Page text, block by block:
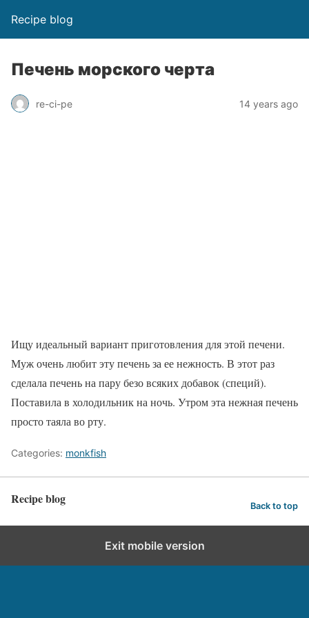
Recipe blog
Печень морского черта
re-ci-pe 14 years ago
Ищу идеальный вариант приготовления для этой печени.
Муж очень любит эту печень за ее нежность. В этот раз
сделала печень на пару безо всяких добавок (специй).
Поставила в холодильник на ночь. Утром эта нежная печень
просто таяла во рту.
Categories: monkfish
Recipe blog Back to top
Exit mobile version